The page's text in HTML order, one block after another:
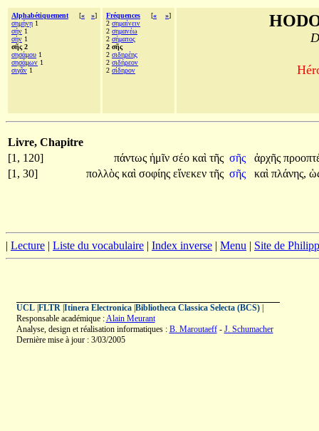
Alphabétiquement [« »]
σημήνῃ 1
σήν 1
σὴν 1
σῆς 2
σησάμου 1
σησάμων 1
σιγᾶν 1
Fréquences [« »]
2 σημαίνειν
2 σημανέω
2 σήματος
2 σῆς
2 σιδηρέης
2 σιδήρεον
2 σίδηρον
Livre, Chapitre
[1, 120]
πάντως ἡμῖν σέο καὶ τῆς σῆς ἀρχῆς
[1, 30]
πολλὸς καὶ σοφίης εἵνεκεν τῆς σῆς καὶ πλάνης,
| Lecture | Liste du vocabulaire | Index inverse | Menu | Site de
UCL| FLTR| Itinera Electronica| Bibliotheca Classica Selecta (BCS)|
Responsable académique :Alain Meurant
Analyse, design et réalisation informatiques : B. Maroutaeff- J. Schumacher
Dernière mise à jour : 3/03/2005